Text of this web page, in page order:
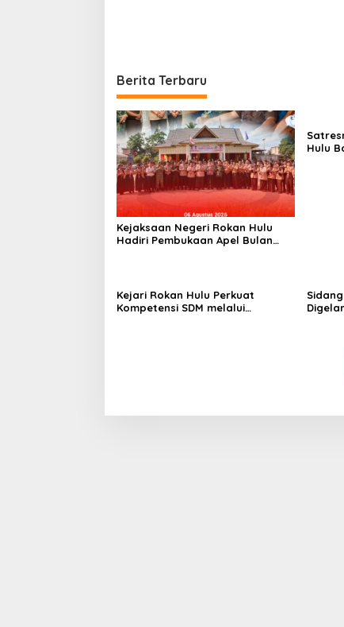
Berita Terbaru
Kejaksaan Negeri Rokan Hulu
Hadiri Pembukaan Apel Bulan
Hulu
Kejari Rokan Hulu Perkuat
Kompetensi SDM melalui